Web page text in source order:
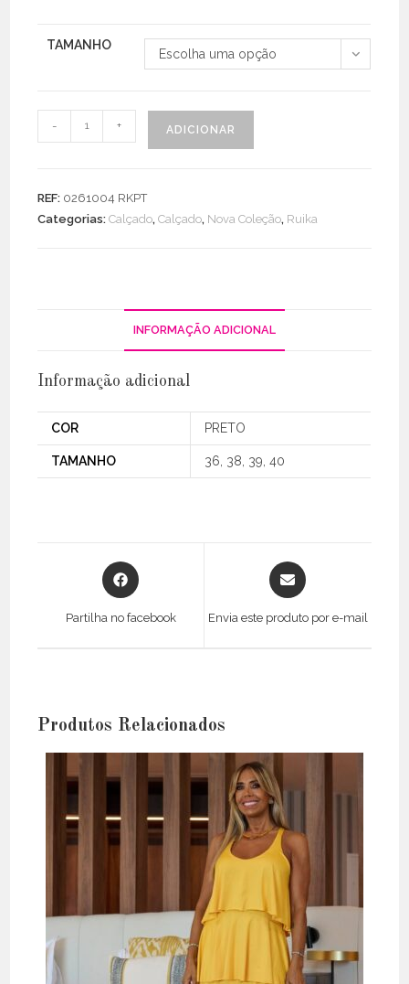
TAMANHO
Escolha uma opção
Quantidade
de
Entrelaçado
- + ADICIONAR
REF: 0261004 RKPT
Categorias:Calçado,Calçado, Nova Coleção, Ruika
INFORMAÇÃO ADICIONAL
Informação adicional
COR PRETO
TAMANHO 36, 38, 39, 40
Opens
in
Partilha no facebook
Opens
in
Envia este produto por e-mail
Produtos Relacionados